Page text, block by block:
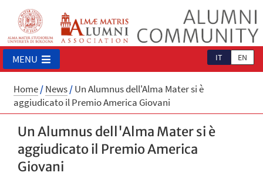
IT EN
MENU
Home/News/Un Alumnus dell'Alma Mater si è
aggiudicato il Premio America Giovani
Un Alumnus dell'Alma Mater si è
aggiudicato il Premio America
Giovani